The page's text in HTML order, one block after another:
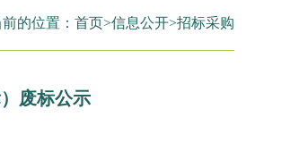
的位置： 首页>信息公开>招标采购
废标公示